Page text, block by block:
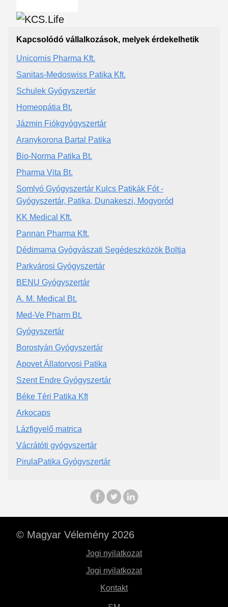
Kapcsolódó vállalkozások, melyek érdekelhetik
Unicornis Pharma Kft.
Sanitas-Medoswiss Patika Kft.
Schulek Gyógyszertár
Homeopátia Bt.
Jázmin Fiókgyógyszertár
Aranykorona Bartal Patika
Bio-Norma Patika Bt.
Pharma Vita Bt.
Somlyó Gyógyszertár Kulcs Patikák Fót -
Gyógyszertár, Patika, Dunakeszi, Mogyoród
KK Medical Kft.
Pannan Pharma Kft.
Dédimama Gyógyászati Segédeszközök Boltja
Parkvárosi Gyógyszertár
BENU Gyógyszertár
A. M. Medical Bt.
Med-Ve Pharm Bt.
Gyógyszertár
Borostyán Gyógyszertár
Apovet Állatorvosi Patika
Szent Endre Gyógyszertár
Béke Téri Patika Kft
Arkocaps
Lázfigyelő matrica
Vácrátóti gyógyszertár
PirulaPatika Gyógyszertár
© Magyar Vélemény 2026
Jogi nyilatkozat
Jogi nyilatkozat
Kontakt